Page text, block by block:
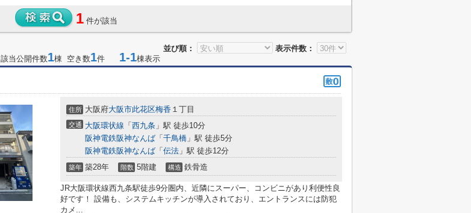
1 件が該当
並び順：
表示件数：
該当公開件数1棟 空き数1件 1-1棟表示
住所 大阪府大阪市此花区梅香 １丁目
交通 大阪環状線 「 西九条 」駅 徒歩10分
阪神電鉄阪神なんば 「 千鳥橋 」駅 徒歩5分
阪神電鉄阪神なんば 「 伝法 」駅 徒歩12分
築年 築28年 階数 5階建 構造 鉄骨造
JR大阪環状線西九条駅徒歩9分圏内、近隣にスーパー、コンビニがあり利便性良
好です！ 設備も、システムキッチンが導入されており、エントランスには防犯
カメ...